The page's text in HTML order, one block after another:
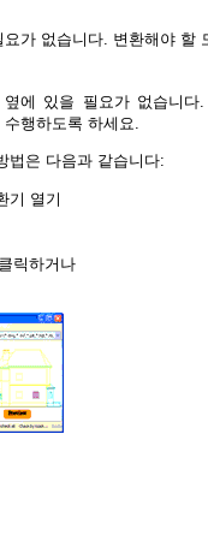
가 없습니다. 변환해야 할
에 있을 필요가 없습니다
행하도록 하세요.
법은 다음과 같습니다:
기 열기
릭하거나